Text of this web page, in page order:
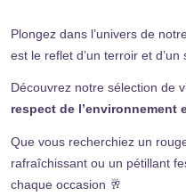
Plongez dans l’univers de
est le reflet d’un terroir et
Découvrez notre sélection de
respect de
Que vous recherchiez un
rafraîchissant ou un pétillant
chaque occasion 🥂